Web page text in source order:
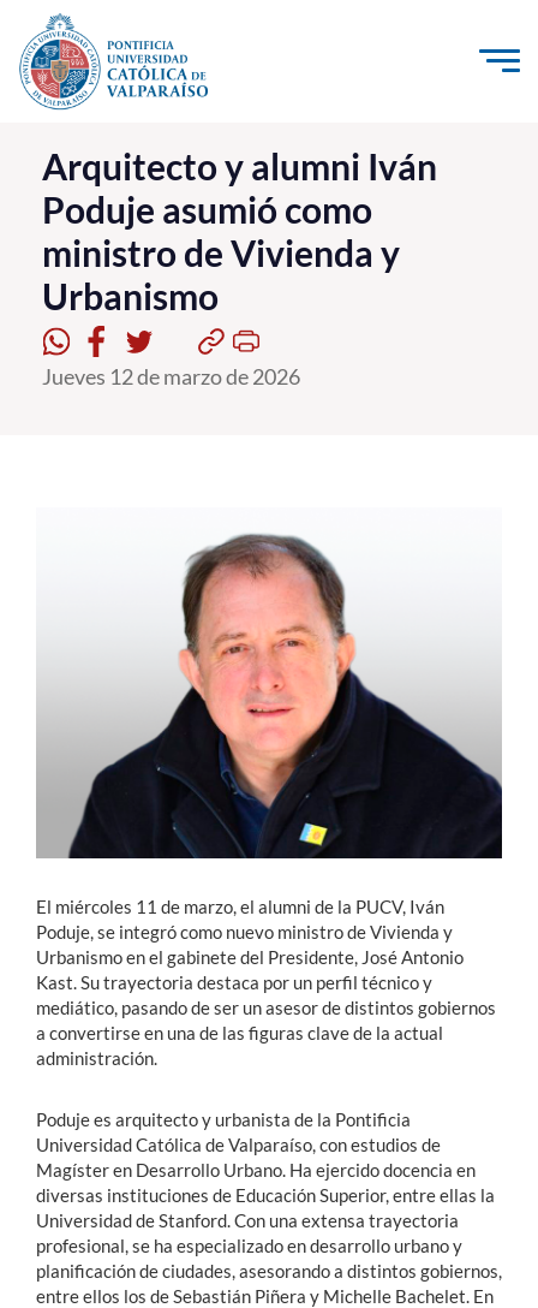
Click acá para ir directamente al contenido
La Universidad
Investigación, Creación e Innovación
PUCV Internacional
Vinculación con el Medio
Admisión
English
Arquitecto y alumni Iván
Poduje asumió como
ministro de Vivienda y
Urbanismo
Jueves 12 de marzo de 2026
El miércoles 11 de marzo, el alumni de la PUCV, Iván
Poduje, se integró como nuevo ministro de Vivienda y
Urbanismo en el gabinete del Presidente, José Antonio
Kast. Su trayectoria destaca por un perfil técnico y
mediático, pasando de ser un asesor de distintos gobiernos
a convertirse en una de las figuras clave de la actual
administración.
Poduje es arquitecto y urbanista de la Pontificia
Universidad Católica de Valparaíso, con estudios de
Magíster en Desarrollo Urbano. Ha ejercido docencia en
diversas instituciones de Educación Superior, entre ellas la
Universidad de Stanford. Con una extensa trayectoria
profesional, se ha especializado en desarrollo urbano y
planificación de ciudades, asesorando a distintos gobiernos,
entre ellos los de Sebastián Piñera y Michelle Bachelet. En